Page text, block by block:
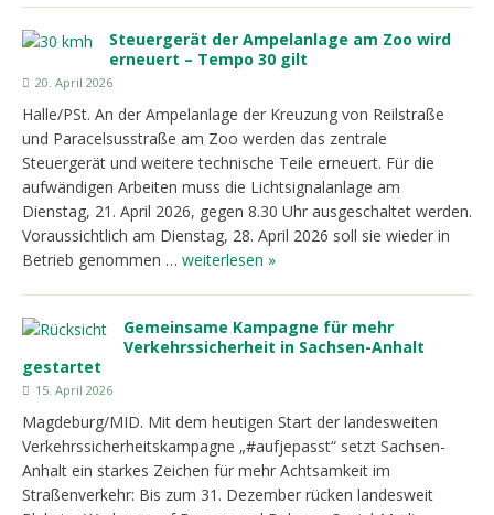
Steuergerät der Ampelanlage am Zoo wird
erneuert – Tempo 30 gilt
20. April 2026
Halle/PSt. An der Ampelanlage der Kreuzung von Reilstraße
und Paracelsusstraße am Zoo werden das zentrale
Steuergerät und weitere technische Teile erneuert. Für die
aufwändigen Arbeiten muss die Lichtsignalanlage am
Dienstag, 21. April 2026, gegen 8.30 Uhr ausgeschaltet werden.
Voraussichtlich am Dienstag, 28. April 2026 soll sie wieder in
Betrieb genommen … weiterlesen »
Gemeinsame Kampagne für mehr
Verkehrssicherheit in Sachsen-Anhalt
gestartet
15. April 2026
Magdeburg/MID. Mit dem heutigen Start der landesweiten
Verkehrssicherheitskampagne „#aufjepasst“ setzt Sachsen-
Anhalt ein starkes Zeichen für mehr Achtsamkeit im
Straßenverkehr: Bis zum 31. Dezember rücken landesweit